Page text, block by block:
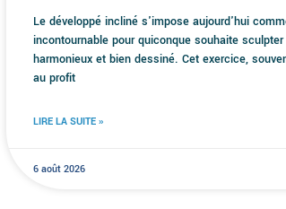
Le développé incliné s'impose aujourd'hui
incontournable pour quiconque souhaite
harmonieux et bien dessiné. Cet exercice,
au profit
LIRE LA SUITE »
6 août 2026